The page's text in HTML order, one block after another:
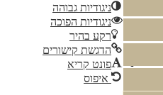
ניגודיות גבוהה
ניגודיות הפוכה
רקע בהיר
הדגשת קישורים
פונט קריא
איפוס